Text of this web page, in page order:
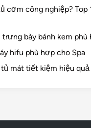
cơm công nghiệp? Top
bày bánh kem phù
hifu phù hợp cho Spa
mát tiết kiệm hiệu quả